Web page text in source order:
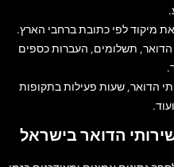
מיקוד לפי כתובת ברחבי הארץ.
הדואר, תשלומים, העברות כספים
הדואר, שעות פעילות בתקופות
הדואר בישראל